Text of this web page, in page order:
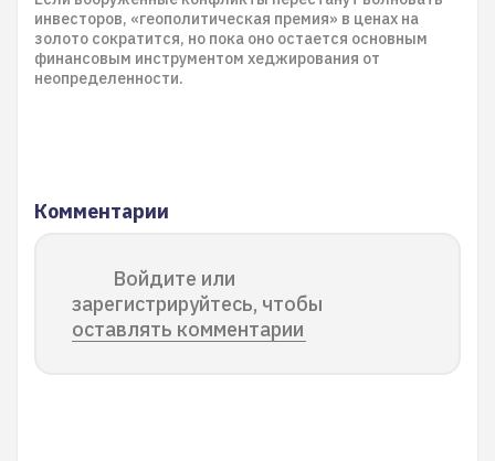
инвесторов, «геополитическая премия» в ценах на
золото сократится, но пока оно остается основным
финансовым инструментом хеджирования от
неопределенности.
Комментарии
Войдите или
зарегистрируйтесь, чтобы
оставлять комментарии